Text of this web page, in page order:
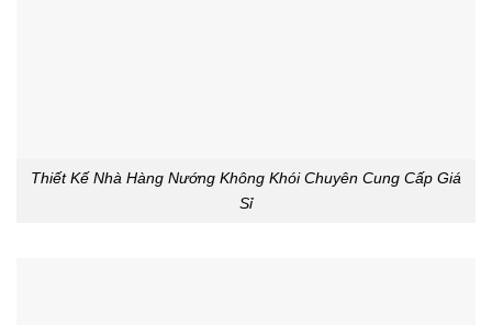
Thiết Kế Nhà Hàng Nướng Không Khói Chuyên Cung Cấp Giá
Sỉ